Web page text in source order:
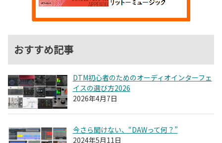
おすすめ記事
DTM初心者のためのオーディオインターフェ
イスの選び方2026
2026年4月7日
今さら聞けない、“DAWって何？”
2024年5月11日